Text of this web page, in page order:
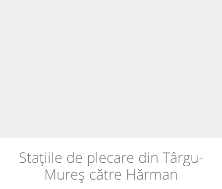
Stațiile de plecare din Târgu-
Mureș către Hărman